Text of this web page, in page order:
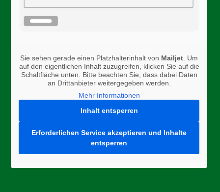
Sie sehen gerade einen Platzhalterinhalt von Mailjet. Um
auf den eigentlichen Inhalt zuzugreifen, klicken Sie auf die
Schaltfläche unten. Bitte beachten Sie, dass dabei Daten
an Drittanbieter weitergegeben werden.
Mehr Informationen
Inhalt entsperren
Erforderlichen Service akzeptieren und Inhalte
entsperren